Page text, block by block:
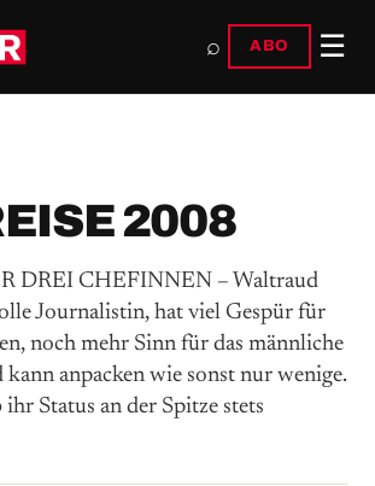
⌕ ABO ☰
2008
DREI CHEFINNEN – Waltraud
Journalistin, hat viel Gespür für
noch mehr Sinn für das männliche
kann anpacken wie sonst nur wenige.
Status an der Spitze stets